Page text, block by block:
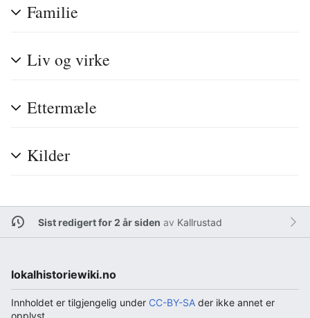
Familie
Liv og virke
Ettermæle
Kilder
Sist redigert for 2 år siden av Kallrustad
lokalhistoriewiki.no
Innholdet er tilgjengelig under CC-BY-SA der ikke annet er
opplyst.